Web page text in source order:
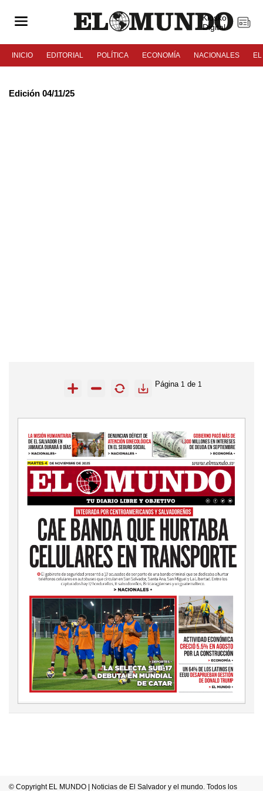
Kiosko
Digital
INICIO EDITORIAL POLÍTICA ECONOMÍA NACIONALES
Edición 04/11/25
Página 1 de 1
© Copyright EL MUNDO | Noticias de El Salvador y el mundo. Todos los